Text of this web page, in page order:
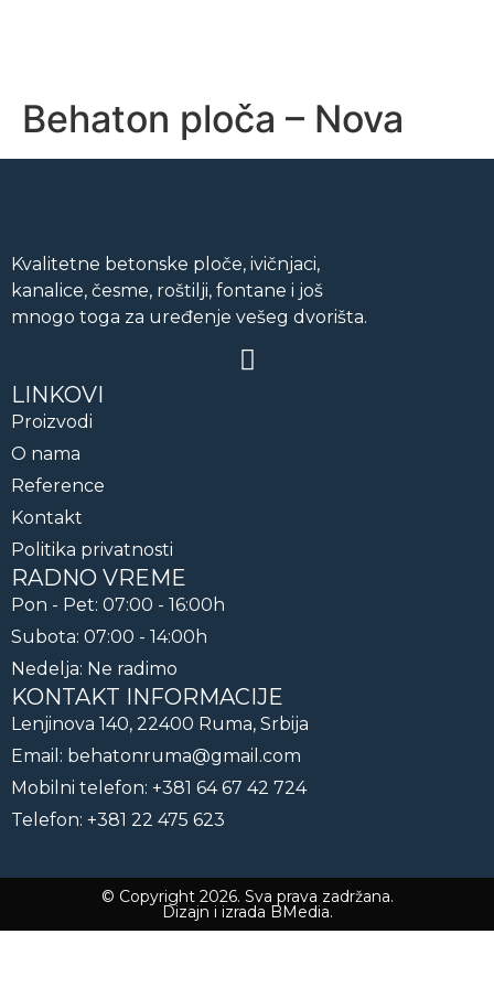
Naši proizvodi
Kontakt
Behaton ploča – Nova
Kvalitetne betonske ploče, ivičnjaci,
kanalice, česme, roštilji, fontane i još
mnogo toga za uređenje vešeg dvorišta.
LINKOVI
Proizvodi
O nama
Reference
Kontakt
Politika privatnosti
RADNO VREME
Pon - Pet: 07:00 - 16:00h
Subota: 07:00 - 14:00h
Nedelja: Ne radimo
KONTAKT INFORMACIJE
Lenjinova 140, 22400 Ruma, Srbija
Email: behatonruma@gmail.com
Mobilni telefon: +381 64 67 42 724
Telefon: +381 22 475 623
© Copyright 2026. Sva prava zadržana.
Dizajn i izrada BMedia.